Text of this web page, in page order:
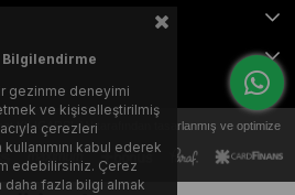
KILIÇARSLAN tarafından tasarlanmış ve optimize
Bilgilendirme
gezinme deneyimi
ve kişiselleştirilmiş
çerezleri
kabul ederek
edebilirsiniz. Çerez
fazla bilgi almak